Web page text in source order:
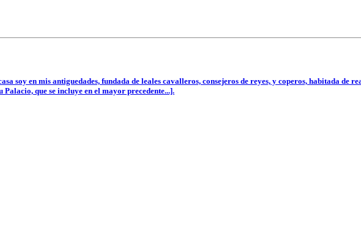
soy en mis antiguedades, fundada de leales cavalleros, consejeros de reyes, y coperos, habitada de
que se incluye en el mayor precedente...].